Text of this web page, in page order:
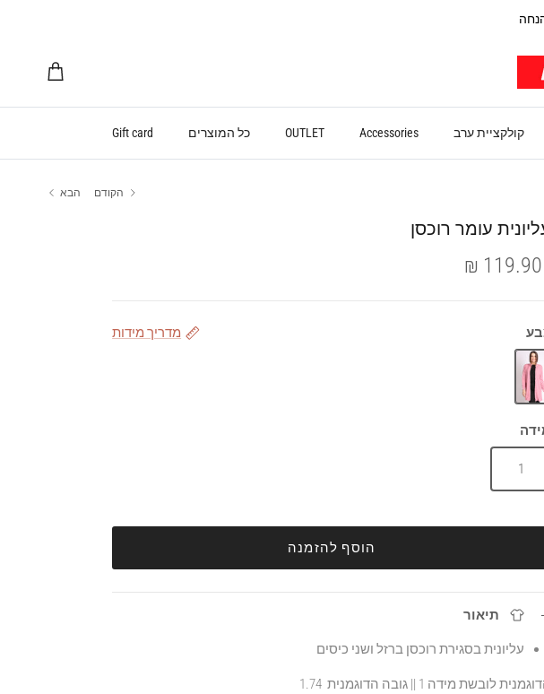
עגלת קניות
קולקציית ערב Accessories
OUTLET כל המוצרים Gift card
הקודם הבא
עומר רוכסן
119.90 ₪
מדריך מידות
1
הוסף להזמנה
תיאור
עליונית בסגירת רוכסן ברזל ושני כיסים
לובשת מידה 1 || גובה הדוגמנית 1.74